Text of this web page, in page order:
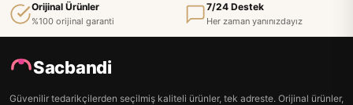
Orijinal Ürünler
%100 orijinal garanti
7/24 Destek
Her zaman yanınızdayız
Sacbandi
Güvenilir tedarikçilerden seçilmiş kaliteli ürünler, tek adreste. Orijinal ürünler,